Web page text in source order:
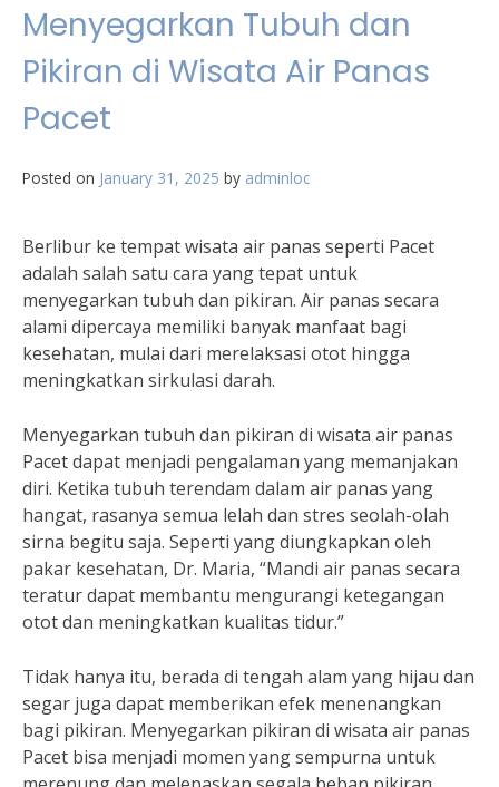
Menyegarkan Tubuh dan
Pikiran di Wisata Air Panas
Pacet
Posted on January 31, 2025 by adminloc
Berlibur ke tempat wisata air panas seperti Pacet
adalah salah satu cara yang tepat untuk
menyegarkan tubuh dan pikiran. Air panas secara
alami dipercaya memiliki banyak manfaat bagi
kesehatan, mulai dari merelaksasi otot hingga
meningkatkan sirkulasi darah.
Menyegarkan tubuh dan pikiran di wisata air panas
Pacet dapat menjadi pengalaman yang memanjakan
diri. Ketika tubuh terendam dalam air panas yang
hangat, rasanya semua lelah dan stres seolah-olah
sirna begitu saja. Seperti yang diungkapkan oleh
pakar kesehatan, Dr. Maria, “Mandi air panas secara
teratur dapat membantu mengurangi ketegangan
otot dan meningkatkan kualitas tidur.”
Tidak hanya itu, berada di tengah alam yang hijau dan
segar juga dapat memberikan efek menenangkan
bagi pikiran. Menyegarkan pikiran di wisata air panas
Pacet bisa menjadi momen yang sempurna untuk